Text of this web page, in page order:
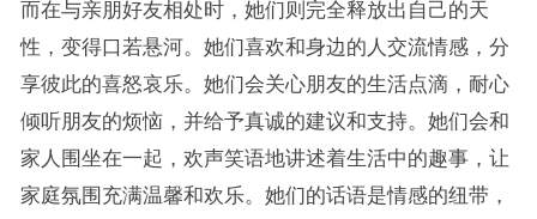
而在与亲朋好友相处时，她们则完全释放出自己的天
性，变得口若悬河。她们喜欢和身边的人交流情感，分
享彼此的喜怒哀乐。她们会关心朋友的生活点滴，耐心
倾听朋友的烦恼，并给予真诚的建议和支持。她们会和
家人围坐在一起，欢声笑语地讲述着生活中的趣事，让
家庭氛围充满温馨和欢乐。她们的话语是情感的纽带，